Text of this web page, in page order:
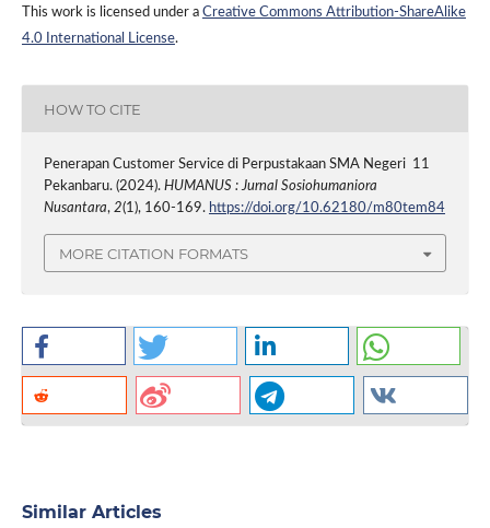
This work is licensed under a Creative Commons Attribution-ShareAlike
4.0 International License.
HOW TO CITE
Penerapan Customer Service di Perpustakaan SMA Negeri 11
Pekanbaru. (2024). HUMANUS : Jurnal Sosiohumaniora
Nusantara, 2(1), 160-169. https://doi.org/10.62180/m80tem84
MORE CITATION FORMATS
Similar Articles